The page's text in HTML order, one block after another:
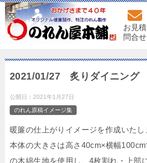
お見積
問合せ
2021/01/27 炙りダイニング
公開日： 2021年1月27日
のれん原稿イメージ集
暖簾の仕上がりイメージを作成いた
本体の大きさは高さ40cm×横幅
の木綿生地を使用し、4枚割れ・上部